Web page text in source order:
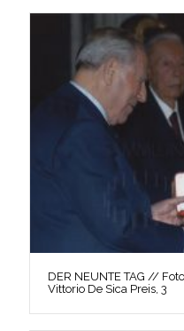
DER NEUNTE TAG //
Vittorio De Sica Preis, 3